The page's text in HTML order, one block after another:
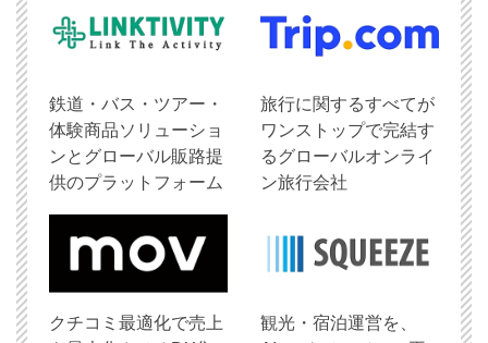
鉄道・バス・ツアー・
体験商品ソリューショ
ンとグローバル販路提
供のプラットフォーム
旅行に関するすべてが
ワンストップで完結す
るグローバルオンライ
ン旅行会社
クチコミ最適化で売上
観光・宿泊運営を、